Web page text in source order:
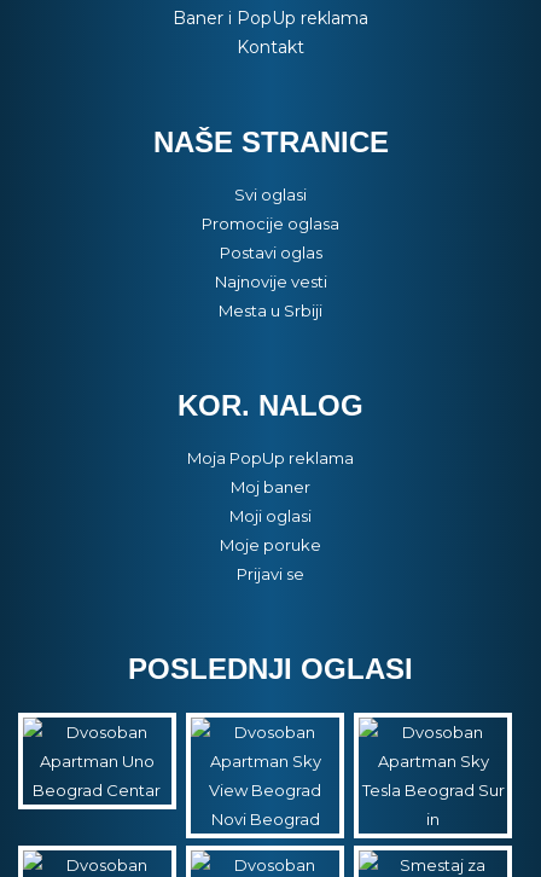
Baner i PopUp reklama
Kontakt
NAŠE STRANICE
Svi oglasi
Promocije oglasa
Postavi oglas
Najnovije vesti
Mesta u Srbiji
KOR. NALOG
Moja PopUp reklama
Moj baner
Moji oglasi
Moje poruke
Prijavi se
POSLEDNJI OGLASI